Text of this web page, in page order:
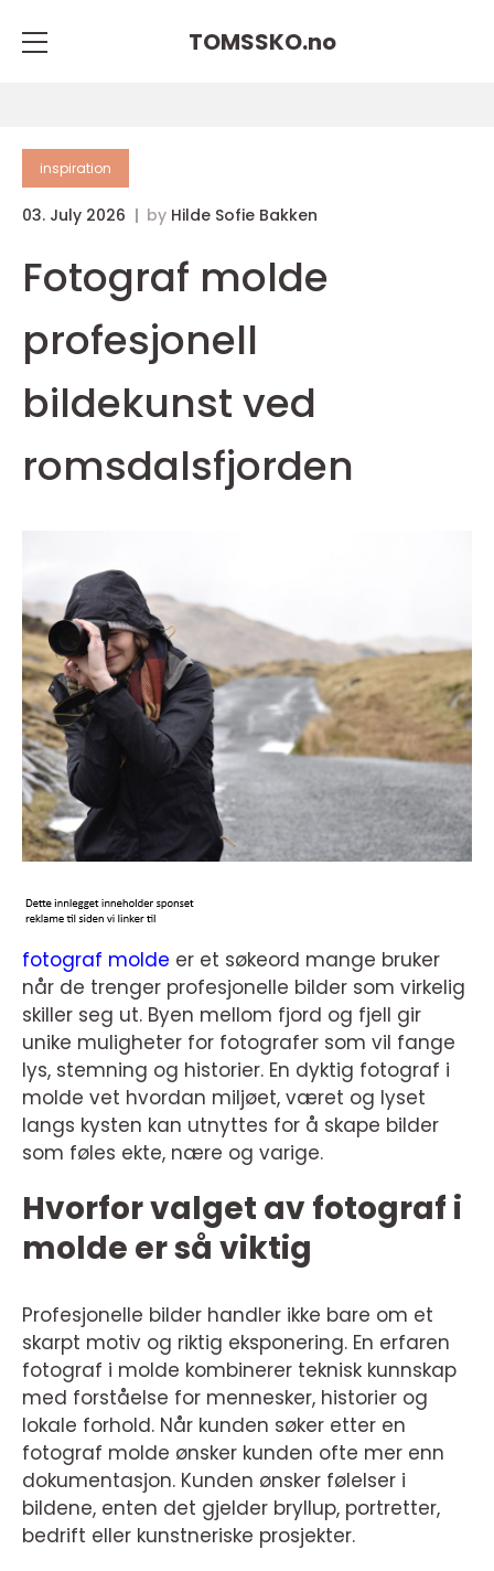
TOMSSKO.no
inspiration
03. July 2026 by Hilde Sofie Bakken
Fotograf molde
profesjonell
bildekunst ved
romsdalsfjorden
fotograf molde er et søkeord mange bruker
når de trenger profesjonelle bilder som virkelig
skiller seg ut. Byen mellom fjord og fjell gir
unike muligheter for fotografer som vil fange
lys, stemning og historier. En dyktig fotograf i
molde vet hvordan miljøet, været og lyset
langs kysten kan utnyttes for å skape bilder
som føles ekte, nære og varige.
Hvorfor valget av fotograf i
molde er så viktig
Profesjonelle bilder handler ikke bare om et
skarpt motiv og riktig eksponering. En erfaren
fotograf i molde kombinerer teknisk kunnskap
med forståelse for mennesker, historier og
lokale forhold. Når kunden søker etter en
fotograf molde ønsker kunden ofte mer enn
dokumentasjon. Kunden ønsker følelser i
bildene, enten det gjelder bryllup, portretter,
bedrift eller kunstneriske prosjekter.